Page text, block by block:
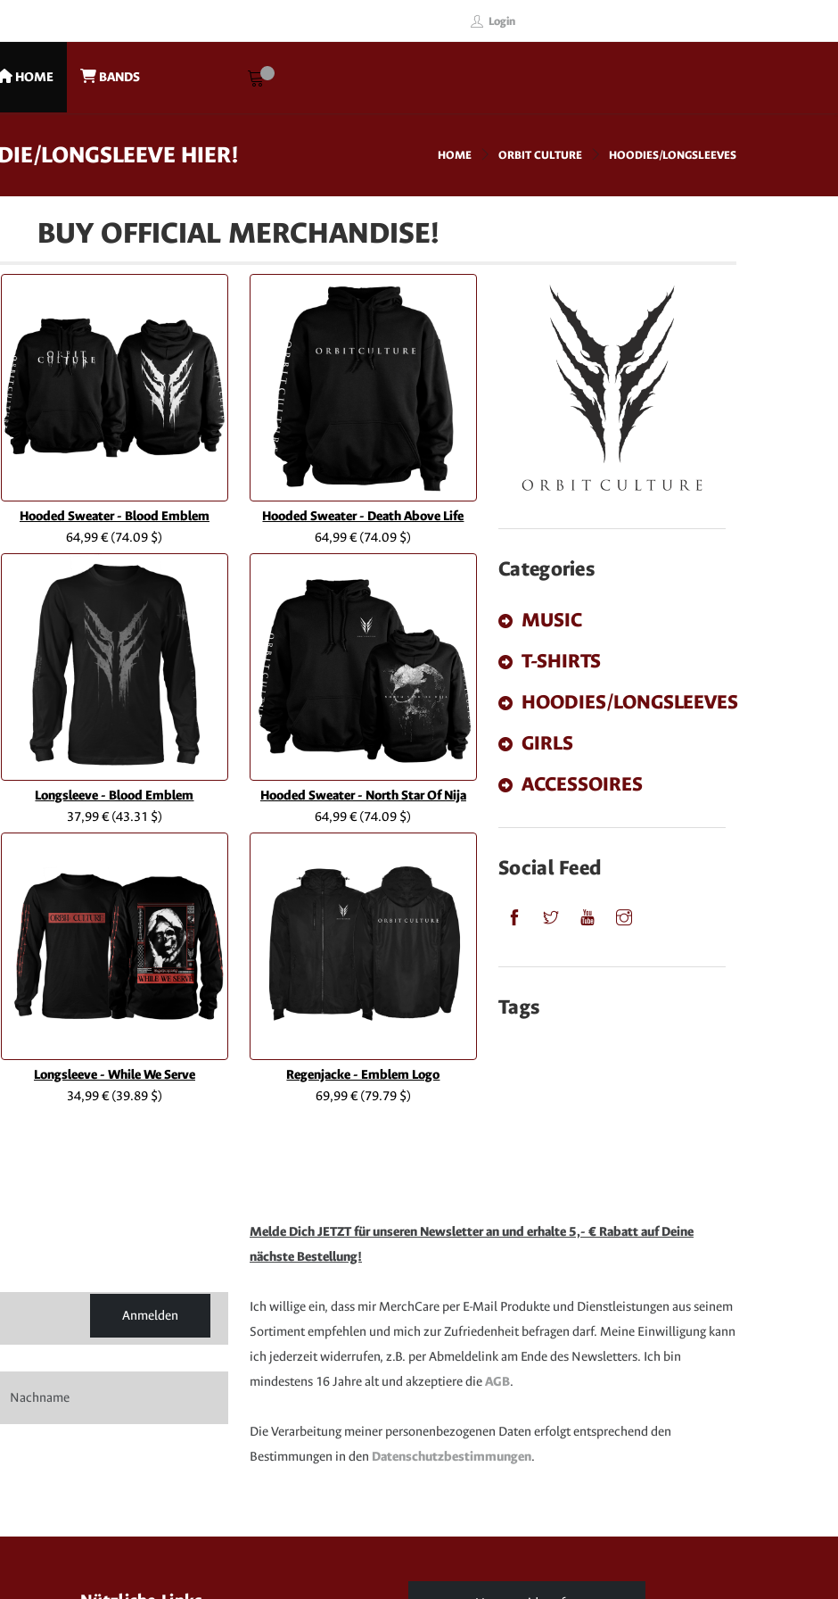
Login
HOME BANDS
LONGSLEEVE HIER! HOME ORBIT CULTURE HOODIES/LONGSLEEVES
BUY OFFICIAL MERCHANDISE!
Hooded Sweater - Blood Emblem
64,99 €(74.09 $)
Hooded Sweater - Death Above Life
64,99 €(74.09 $)
Longsleeve - Blood Emblem
37,99 €(43.31 $)
Hooded Sweater - North Star Of Nija
64,99 €(74.09 $)
Longsleeve - While We Serve
34,99 €(39.89 $)
Regenjacke - Emblem Logo
69,99 €(79.79 $)
Categories
MUSIC
T-SHIRTS
HOODIES/LONGSLEEVES
GIRLS
ACCESSOIRES
Social Feed
Tags
Anmelden
Melde Dich JETZT für unseren Newsletter an und erhalte 5,- € Rabatt auf Deine
nächste Bestellung!
Ich willige ein, dass mir MerchCare per E-Mail Produkte und Dienstleistungen aus seinem
Sortiment empfehlen und mich zur Zufriedenheit befragen darf. Meine Einwilligung kann
ich jederzeit widerrufen, z.B. per Abmeldelink am Ende des Newsletters. Ich bin
mindestens 16 Jahre alt und akzeptiere dieAGB.
Die Verarbeitung meiner personenbezogenen Daten erfolgt entsprechend den
Bestimmungen in den Datenschutzbestimmungen.